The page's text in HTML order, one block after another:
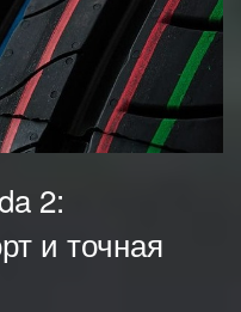
2:
и точная